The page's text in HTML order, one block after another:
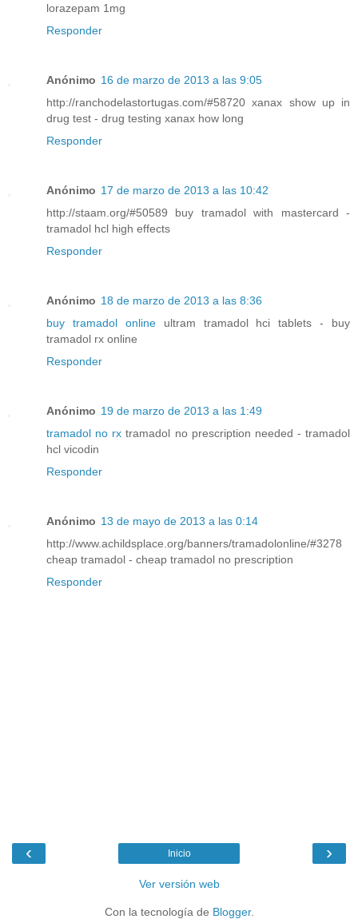
lorazepam 1mg
Responder
Anónimo 16 de marzo de 2013 a las 9:05
http://ranchodelastortugas.com/#58720 xanax show up in
drug test - drug testing xanax how long
Responder
Anónimo 17 de marzo de 2013 a las 10:42
http://staam.org/#50589 buy tramadol with mastercard -
tramadol hcl high effects
Responder
Anónimo 18 de marzo de 2013 a las 8:36
buy tramadol onlineultram tramadol hci tablets - buy
tramadol rx online
Responder
Anónimo 19 de marzo de 2013 a las 1:49
tramadol no rx tramadol no prescription needed - tramadol
hcl vicodin
Responder
Anónimo 13 de mayo de 2013 a las 0:14
http://www.achildsplace.org/banners/tramadolonline/#3278
cheap tramadol - cheap tramadol no prescription
Responder
‹ ›
Inicio
Ver versión web
Con la tecnología de Blogger.